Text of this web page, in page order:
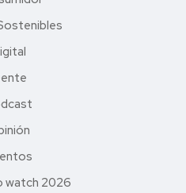
watch 2026